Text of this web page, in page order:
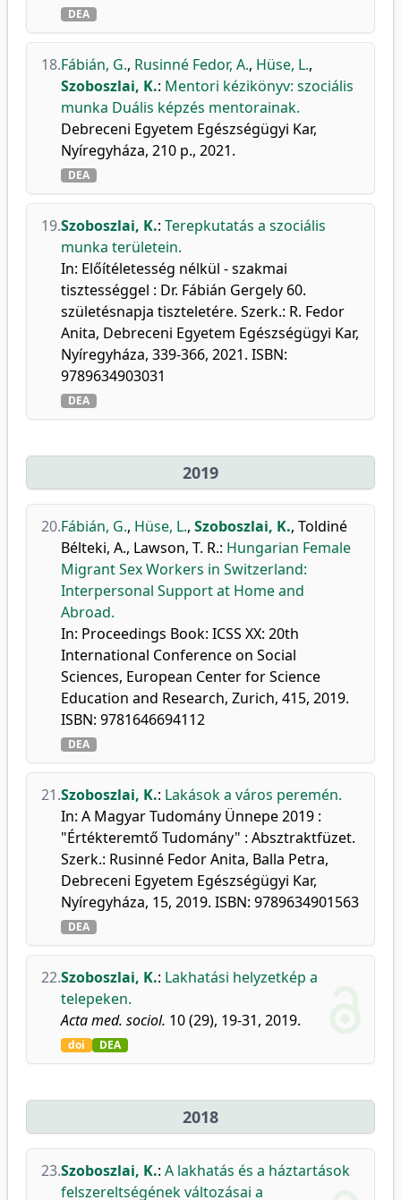
DEA
18.Fábián, G., Rusinné Fedor, A., Hüse, L.,
Szoboszlai, K.: Mentori kézikönyv: szociális
munka Duális képzés mentorainak.
Debreceni Egyetem Egészségügyi Kar,
Nyíregyháza, 210 p., 2021.
DEA
19.Szoboszlai, K.: Terepkutatás a szociális
munka területein.
In: Előítéletesség nélkül - szakmai
tisztességgel : Dr. Fábián Gergely 60.
születésnapja tiszteletére. Szerk.: R. Fedor
Anita, Debreceni Egyetem Egészségügyi Kar,
Nyíregyháza, 339-366, 2021. ISBN:
9789634903031
DEA
2019
20.Fábián, G., Hüse, L., Szoboszlai, K., Toldiné
Bélteki, A., Lawson, T. R.: Hungarian Female
Migrant Sex Workers in Switzerland:
Interpersonal Support at Home and
Abroad.
In: Proceedings Book: ICSS XX: 20th
International Conference on Social
Sciences, European Center for Science
Education and Research, Zurich, 415, 2019.
ISBN: 9781646694112
DEA
21.Szoboszlai, K.: Lakások a város peremén.
In: A Magyar Tudomány Ünnepe 2019 :
"Értékteremtő Tudomány" : Absztraktfüzet.
Szerk.: Rusinné Fedor Anita, Balla Petra,
Debreceni Egyetem Egészségügyi Kar,
Nyíregyháza, 15, 2019. ISBN: 9789634901563
DEA
22.Szoboszlai, K.: Lakhatási helyzetkép a
telepeken.
Acta med. sociol. 10 (29), 19-31, 2019.
doi DEA
2018
23.Szoboszlai, K.: A lakhatás és a háztartások
felszereltségének változásai a